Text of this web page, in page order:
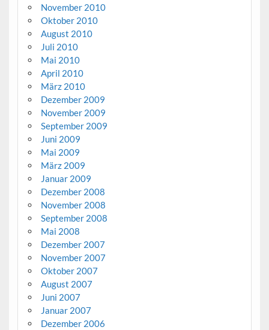
November 2010
Oktober 2010
August 2010
Juli 2010
Mai 2010
April 2010
März 2010
Dezember 2009
November 2009
September 2009
Juni 2009
Mai 2009
März 2009
Januar 2009
Dezember 2008
November 2008
September 2008
Mai 2008
Dezember 2007
November 2007
Oktober 2007
August 2007
Juni 2007
Januar 2007
Dezember 2006